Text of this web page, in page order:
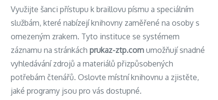
Využijte šanci přístupu k braillovu písmu a speciálním
službám, které nabízejí knihovny zaměřené na osoby s
omezeným zrakem. Tyto instituce se systémem
záznamu na stránkáchprukaz-ztp.com umožňují snadné
vyhledávání zdrojů a materiálů přizpůsobených
potřebám čtenářů. Oslovte místní knihovnu a zjistěte,
jaké programy jsou pro vás dostupné.